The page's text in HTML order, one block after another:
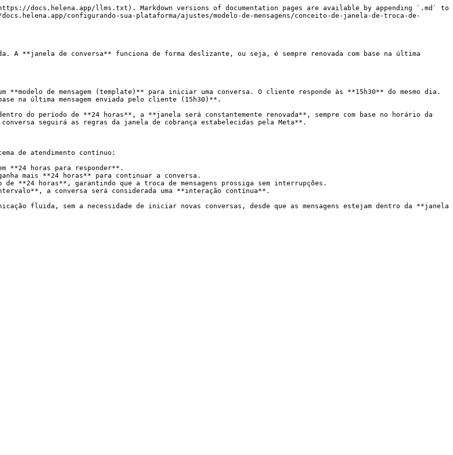
docs.helena.app/llms.txt). Markdown versions of documentation pages are available by appending `.md` to
configurando-sua-plataforma/ajustes/modelo-de-mensagens/conceito-de-janela-de-troca-de-
A **janela de conversa** funciona de forma deslizante, ou seja, é sempre renovada com base na última
de mensagem (template)** para iniciar uma conversa. O cliente responde às **15h30** do mesmo dia.
na última mensagem enviada pelo cliente (15h30)**.
do período de **24 horas**, a **janela será constantemente renovada**, sempre com base no horário da
seguirá as regras da janela de cobrança estabelecidas pela Meta**.
de atendimento contínuo:
**24 horas para responder**.
mais **24 horas** para continuar a conversa.
**24 horas**, garantindo que a troca de mensagens prossiga sem interrupções.
a conversa será considerada uma **interação contínua**.
fluida, sem a necessidade de iniciar novas conversas, desde que as mensagens estejam dentro da **janela